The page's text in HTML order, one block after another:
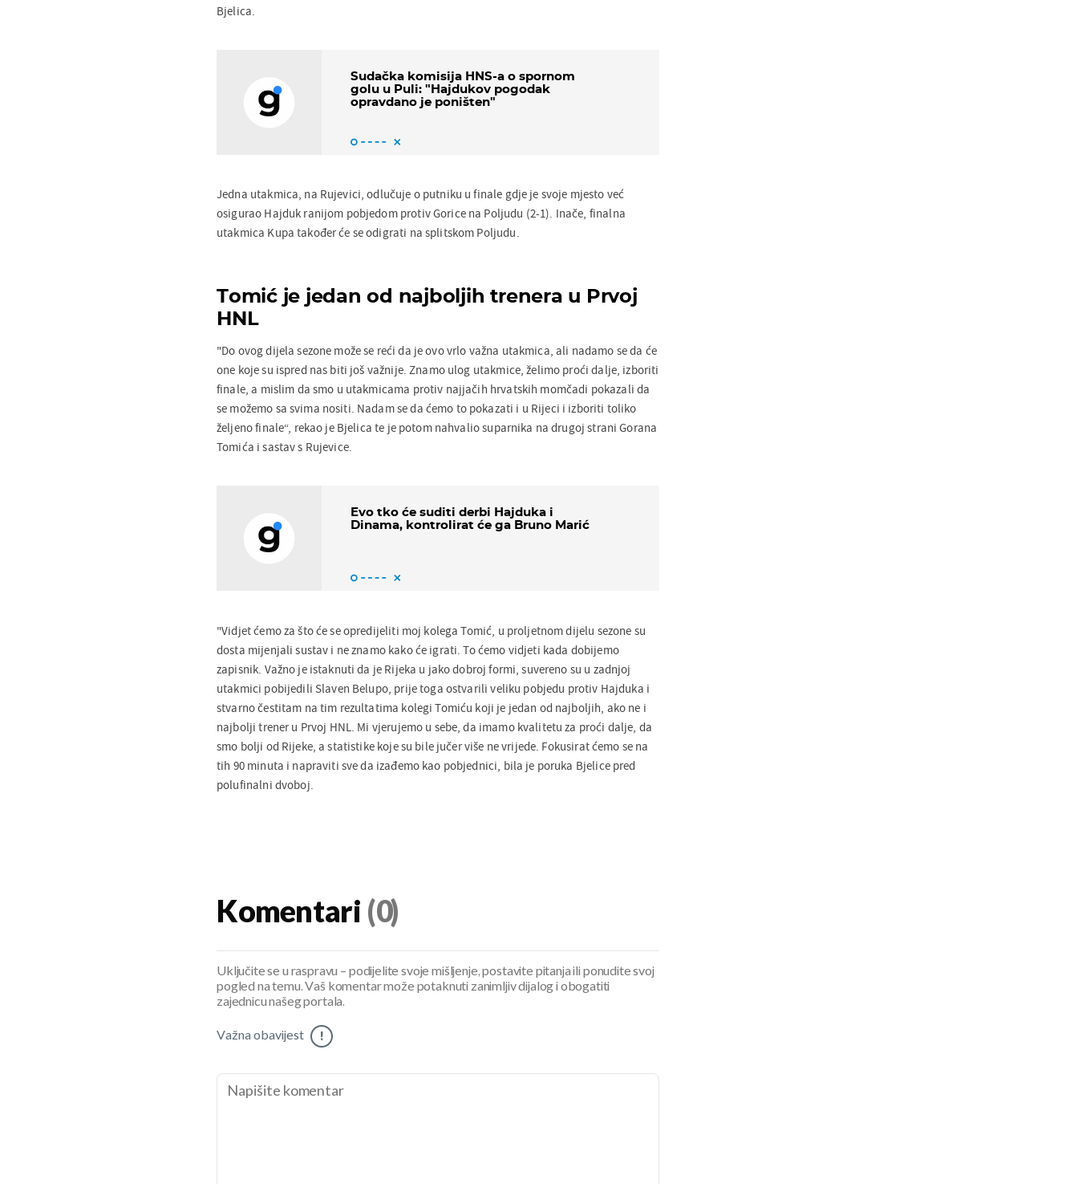
Bjelica.
Sudačka komisija HNS-a o spornom
golu u Puli: "Hajdukov pogodak
opravdano je poništen"
Jedna utakmica, na Rujevici, odlučuje o putniku u finale gdje je svoje mjesto već
osigurao Hajduk ranijom pobjedom protiv Gorice na Poljudu (2-1). Inače, finalna
utakmica Kupa također će se odigrati na splitskom Poljudu.
Tomić je jedan od najboljih trenera u Prvoj
HNL
"Do ovog dijela sezone može se reći da je ovo vrlo važna utakmica, ali nadamo se da će
one koje su ispred nas biti još važnije. Znamo ulog utakmice, želimo proći dalje, izboriti
finale, a mislim da smo u utakmicama protiv najjačih hrvatskih momčadi pokazali da
se možemo sa svima nositi. Nadam se da ćemo to pokazati i u Rijeci i izboriti toliko
željeno finale“, rekao je Bjelica te je potom nahvalio suparnika na drugoj strani Gorana
Tomića i sastav s Rujevice.
Evo tko će suditi derbi Hajduka i
Dinama, kontrolirat će ga Bruno Marić
"Vidjet ćemo za što će se opredijeliti moj kolega Tomić, u proljetnom dijelu sezone su
dosta mijenjali sustav i ne znamo kako će igrati. To ćemo vidjeti kada dobijemo
zapisnik. Važno je istaknuti da je Rijeka u jako dobroj formi, suvereno su u zadnjoj
utakmici pobijedili Slaven Belupo, prije toga ostvarili veliku pobjedu protiv Hajduka i
stvarno čestitam na tim rezultatima kolegi Tomiću koji je jedan od najboljih, ako ne i
najbolji trener u Prvoj HNL. Mi vjerujemo u sebe, da imamo kvalitetu za proći dalje, da
smo bolji od Rijeke, a statistike koje su bile jučer više ne vrijede. Fokusirat ćemo se na
tih 90 minuta i napraviti sve da izađemo kao pobjednici, bila je poruka Bjelice pred
polufinalni dvoboj.
Komentari (0)
Uključite se u raspravu – podijelite svoje mišljenje, postavite pitanja ili ponudite svoj
pogled na temu. Vaš komentar može potaknuti zanimljiv dijalog i obogatiti
zajednicu našeg portala.
Važna obavijest !